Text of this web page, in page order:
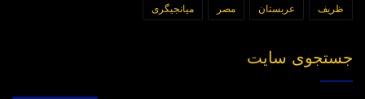
ظریف عربستان مصر میانجیگری
جستجوی سایت